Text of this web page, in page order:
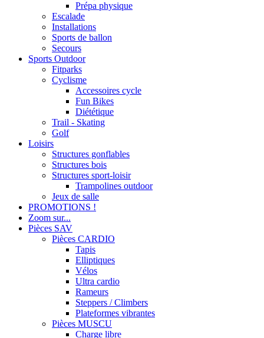
Prépa physique
Escalade
Installations
Sports de ballon
Secours
Sports Outdoor
Fitparks
Cyclisme
Accessoires cycle
Fun Bikes
Diététique
Trail - Skating
Golf
Loisirs
Structures gonflables
Structures bois
Structures sport-loisir
Trampolines outdoor
Jeux de salle
PROMOTIONS !
Zoom sur...
Pièces SAV
Pièces CARDIO
Tapis
Elliptiques
Vélos
Ultra cardio
Rameurs
Steppers / Climbers
Plateformes vibrantes
Pièces MUSCU
Charge libre